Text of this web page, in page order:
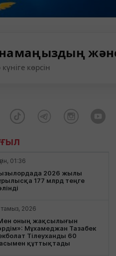
көрсін
01:36
2026 жылы
177 млрд теңге
тамыз, 2026
оның жақсылығын
Мұхамеджан Тазабек
Тілеуханды 60
құттықтады